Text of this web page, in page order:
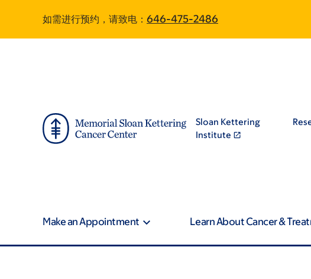
main
footer
如需进行预约，请致电： 646-475-2486
Sloan Kettering
Institute
Make an Appointment Learn About Cancer &